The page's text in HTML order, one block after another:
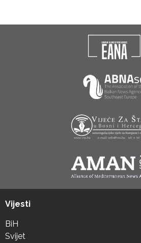
Vijesti
BiH
Svijet